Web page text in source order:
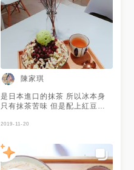
陳家琪
是日本進口的抹茶 所以冰本身
只有抹茶苦味 但是配上紅豆甜
剛咬的時候有驚豔到😋 表面佈
最後覺得太甜還有熱茶可以喝哦
😊 店面裝潢當然也是網美風 可
惜座位不多 但值得再訪
2019-11-20